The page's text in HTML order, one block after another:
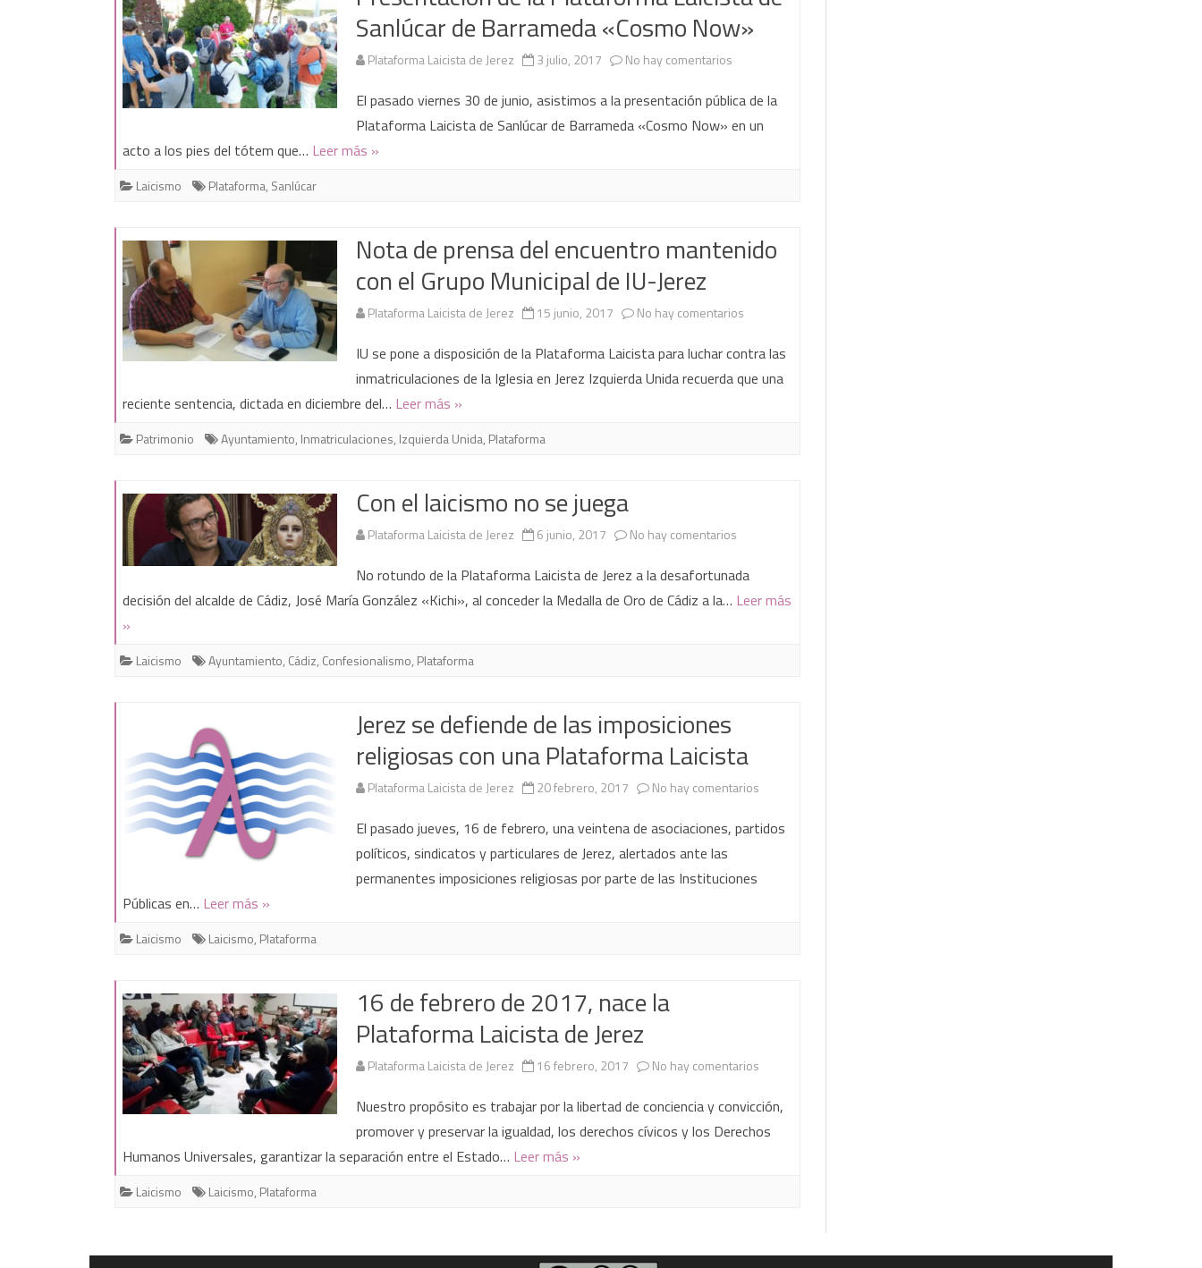
Sanlúcar de Barrameda «Cosmo Now»
Plataforma Laicista de Jerez 3 julio, 2017 No hay comentarios
de
de
de
«Cosmo
El pasado viernes 30 de junio, asistimos a la presentación pública de la
Plataforma Laicista de Sanlúcar de Barrameda «Cosmo Now» en un
acto a los pies del tótem que… Leer más »
Laicismo Plataforma, Sanlúcar
Nota de prensa del encuentro mantenido
con el Grupo Municipal de IU-Jerez
Plataforma Laicista de Jerez 15 junio, 2017 No hay comentarios
de
Grupo
IU se pone a disposición de la Plataforma Laicista para luchar contra las
inmatriculaciones de la Iglesia en Jerez Izquierda Unida recuerda que una
reciente sentencia, dictada en diciembre del… Leer más »
Patrimonio Ayuntamiento, Inmatriculaciones, Izquierda Unida, Plataforma
Con el laicismo no se juega
Plataforma Laicista de Jerez 6 junio, 2017 No hay comentarios
el
No rotundo de la Plataforma Laicista de Jerez a la desafortunada
decisión del alcalde de Cádiz, José María González «Kichi», al conceder la Medalla de Oro de Cádiz a la… Leer más
»
Laicismo Ayuntamiento, Cádiz, Confesionalismo, Plataforma
Jerez se defiende de las imposiciones
religiosas con una Plataforma Laicista
Plataforma Laicista de Jerez 20 febrero, 2017 No hay comentarios
Plataforma
Laicista
El pasado jueves, 16 de febrero, una veintena de asociaciones, partidos
políticos, sindicatos y particulares de Jerez, alertados ante las
permanentes imposiciones religiosas por parte de las Instituciones
Públicas en… Leer más »
Laicismo Laicismo, Plataforma
16 de febrero de 2017, nace la
Plataforma Laicista de Jerez
Plataforma Laicista de Jerez 16 febrero, 2017 No hay comentarios
16
de
nace
Nuestro propósito es trabajar por la libertad de conciencia y convicción,
promover y preservar la igualdad, los derechos cívicos y los Derechos
Humanos Universales, garantizar la separación entre el Estado… Leer más »
Laicismo Laicismo, Plataforma